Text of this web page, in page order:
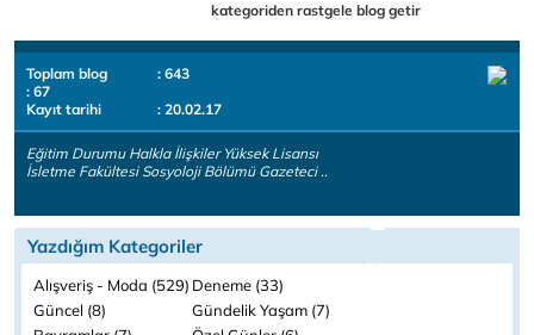
kategoriden rastgele blog getir
Toplam blog
: 643
: 67
Kayıt tarihi
: 20.02.17
Eğitim Durumu Halkla İlişkiler Yüksek Lisansı
İsletme Fakültesi Sosyoloji Bölümü Gazeteci ..
Yazdığım Kategoriler
Alışveriş - Moda (529) Deneme (33)
Güncel (8)
Gündelik Yaşam (7)